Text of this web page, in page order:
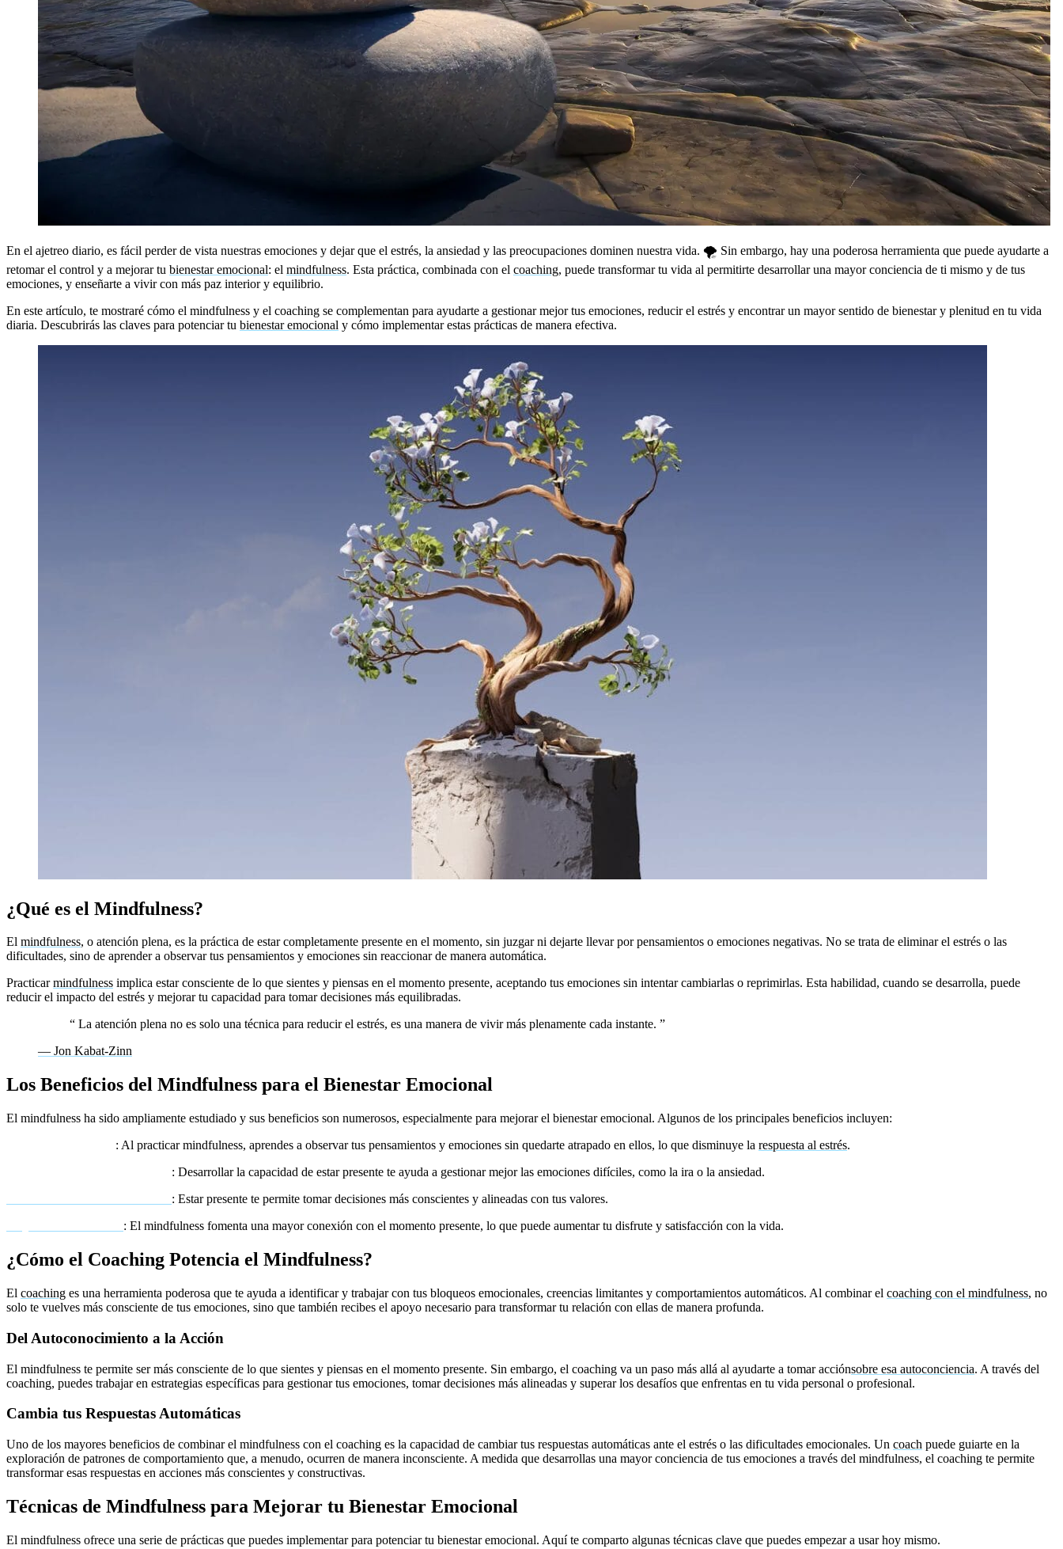
En el ajetreo diario, es fácil perder de vista nuestras emociones y dejar que el estrés, la ansiedad y las preocupaciones dominen nuestra vida. 🌪️ Sin embargo, hay una poderosa herramienta que puede ayudarte a
retomar el control y a mejorar tu bienestar emocional: el mindfulness. Esta práctica, combinada con el coaching, puede transformar tu vida al permitirte desarrollar una mayor conciencia de ti mismo y de tus
emociones, y enseñarte a vivir con más paz interior y equilibrio.
En este artículo, te mostraré cómo el mindfulness y el coaching se complementan para ayudarte a gestionar mejor tus emociones, reducir el estrés y encontrar un mayor sentido de bienestar y plenitud en tu vida
diaria. Descubrirás las claves para potenciar tu bienestar emocional y cómo implementar estas prácticas de manera efectiva.
¿Qué es el Mindfulness?
El mindfulness, o atención plena, es la práctica de estar completamente presente en el momento, sin juzgar ni dejarte llevar por pensamientos o emociones negativas. No se trata de eliminar el estrés o las
dificultades, sino de aprender a observar tus pensamientos y emociones sin reaccionar de manera automática.
Practicarmindfulness implica estar consciente de lo que sientes y piensas en el momento presente, aceptando tus emociones sin intentar cambiarlas o reprimirlas. Esta habilidad, cuando se desarrolla, puede
reducir el impacto del estrés y mejorar tu capacidad para tomar decisiones más equilibradas.
“ La atención plena no es solo una técnica para reducir el estrés, es una manera de vivir más plenamente cada instante. ”
— Jon Kabat-Zinn
Los Beneficios del Mindfulness para el Bienestar Emocional
El mindfulness ha sido ampliamente estudiado y sus beneficios son numerosos, especialmente para mejorar el bienestar emocional. Algunos de los principales beneficios incluyen:
: Al practicar mindfulness, aprendes a observar tus pensamientos y emociones sin quedarte atrapado en ellos, lo que disminuye la respuesta al estrés.
: Desarrollar la capacidad de estar presente te ayuda a gestionar mejor las emociones difíciles, como la ira o la ansiedad.
: Estar presente te permite tomar decisiones más conscientes y alineadas con tus valores.
: El mindfulness fomenta una mayor conexión con el momento presente, lo que puede aumentar tu disfrute y satisfacción con la vida.
¿Cómo el Coaching Potencia el Mindfulness?
El coaching es una herramienta poderosa que te ayuda a identificar y trabajar con tus bloqueos emocionales, creencias limitantes y comportamientos automáticos. Al combinar el coaching con el mindfulness, no
solo te vuelves más consciente de tus emociones, sino que también recibes el apoyo necesario para transformar tu relación con ellas de manera profunda.
Del Autoconocimiento a la Acción
El mindfulness te permite ser más consciente de lo que sientes y piensas en el momento presente. Sin embargo, el coaching va un paso más allá al ayudarte a tomar acciónsobre esa autoconciencia. A través del
coaching, puedes trabajar en estrategias específicas para gestionar tus emociones, tomar decisiones más alineadas y superar los desafíos que enfrentas en tu vida personal o profesional.
Cambia tus Respuestas Automáticas
Uno de los mayores beneficios de combinar el mindfulness con el coaching es la capacidad de cambiar tus respuestas automáticas ante el estrés o las dificultades emocionales. Un coach puede guiarte en la
exploración de patrones de comportamiento que, a menudo, ocurren de manera inconsciente. A medida que desarrollas una mayor conciencia de tus emociones a través del mindfulness, el coaching te permite
transformar esas respuestas en acciones más conscientes y constructivas.
Técnicas de Mindfulness para Mejorar tu Bienestar Emocional
El mindfulness ofrece una serie de prácticas que puedes implementar para potenciar tu bienestar emocional. Aquí te comparto algunas técnicas clave que puedes empezar a usar hoy mismo.